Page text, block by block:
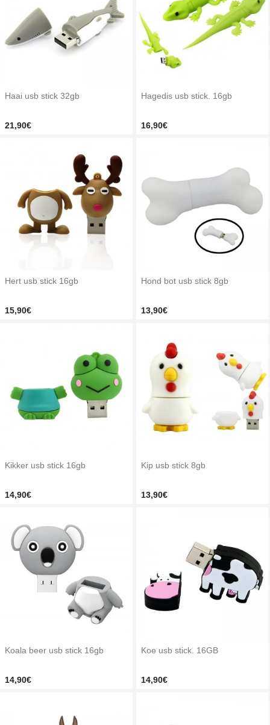
Haai usb stick 32gb
21,90€
Hagedis usb stick. 16gb
16,90€
Hert usb stick 16gb
15,90€
Hond bot usb stick 8gb
13,90€
Kikker usb stick 16gb
14,90€
Kip usb stick 8gb
13,90€
Koala beer usb stick 16gb
14,90€
Koe usb stick. 16GB
14,90€